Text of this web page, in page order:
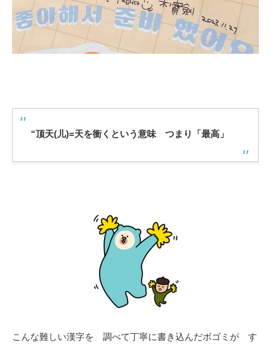
“顶天(儿)=天を衝くという意味 つまり「最高」
こんな難しい漢字を 調べて丁寧に書き込んだボゴミが す